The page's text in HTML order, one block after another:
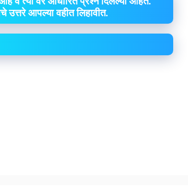
उत्तरे आपल्या वहीत लिहावीत.